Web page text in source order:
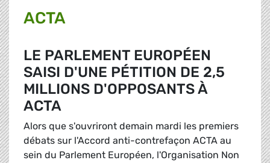
ACTA
LE PARLEMENT EUROPÉEN
SAISI D'UNE PÉTITION DE 2,5
MILLIONS D'OPPOSANTS À
ACTA
Alors que s'ouvriront demain mardi les premiers
débats sur l'Accord anti-contrefaçon ACTA au
sein du Parlement Européen, l'Organisation Non